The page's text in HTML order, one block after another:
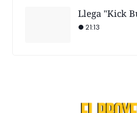
Llega "Kick
21:13